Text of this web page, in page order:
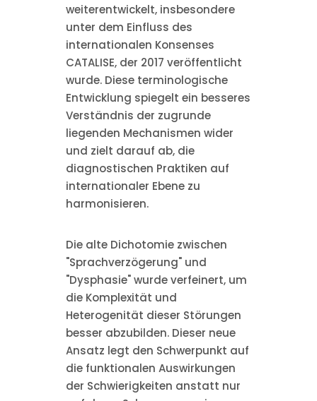
weiterentwickelt, insbesondere
unter dem Einfluss des
internationalen Konsenses
CATALISE, der 2017 veröffentlicht
wurde. Diese terminologische
Entwicklung spiegelt ein besseres
Verständnis der zugrunde
liegenden Mechanismen wider
und zielt darauf ab, die
diagnostischen Praktiken auf
internationaler Ebene zu
harmonisieren.
Die alte Dichotomie zwischen
"Sprachverzögerung" und
"Dysphasie" wurde verfeinert, um
die Komplexität und
Heterogenität dieser Störungen
besser abzubilden. Dieser neue
Ansatz legt den Schwerpunkt auf
die funktionalen Auswirkungen
der Schwierigkeiten anstatt nur